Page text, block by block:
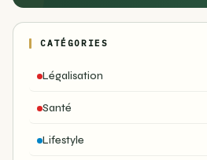
CATÉGORIES
Légalisation
Santé
Lifestyle